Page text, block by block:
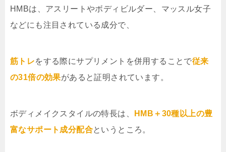
HMBは、アスリートやボディビルダー、マッスル女子
などにも注目されている成分で、
筋トレをする際にサプリメントを併用することで従来
の31倍の効果があると証明されています。
ボディメイクスタイルの特長は、
HMB＋30種以上の豊
富なサポート成分配合というところ。